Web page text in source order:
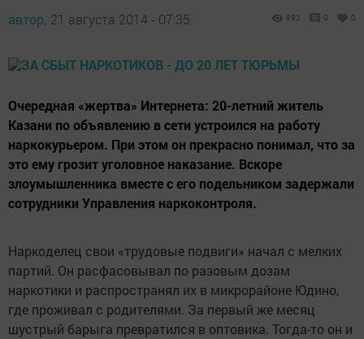
автор, 21 августа 2014 - 07:35 892 0 0
Очередная «жертва» Интернета: 20-летний житель
Казани по объявлению в сети устроился на работу
наркокурьером. При этом он прекрасно понимал, что за
это ему грозит уголовное наказание. Вскоре
злоумышленника вместе с его подельником задержали
сотрудники Управления наркоконтроля.
Наркоделец свои «трудовые подвиги» начал с мелких
партий. Он расфасовывал по разовым дозам
наркотики и распространял их в микрорайоне Юдино,
где проживал с родителями. За первый же месяц
шустрый барыга превратился в оптовика. Тогда-то он и